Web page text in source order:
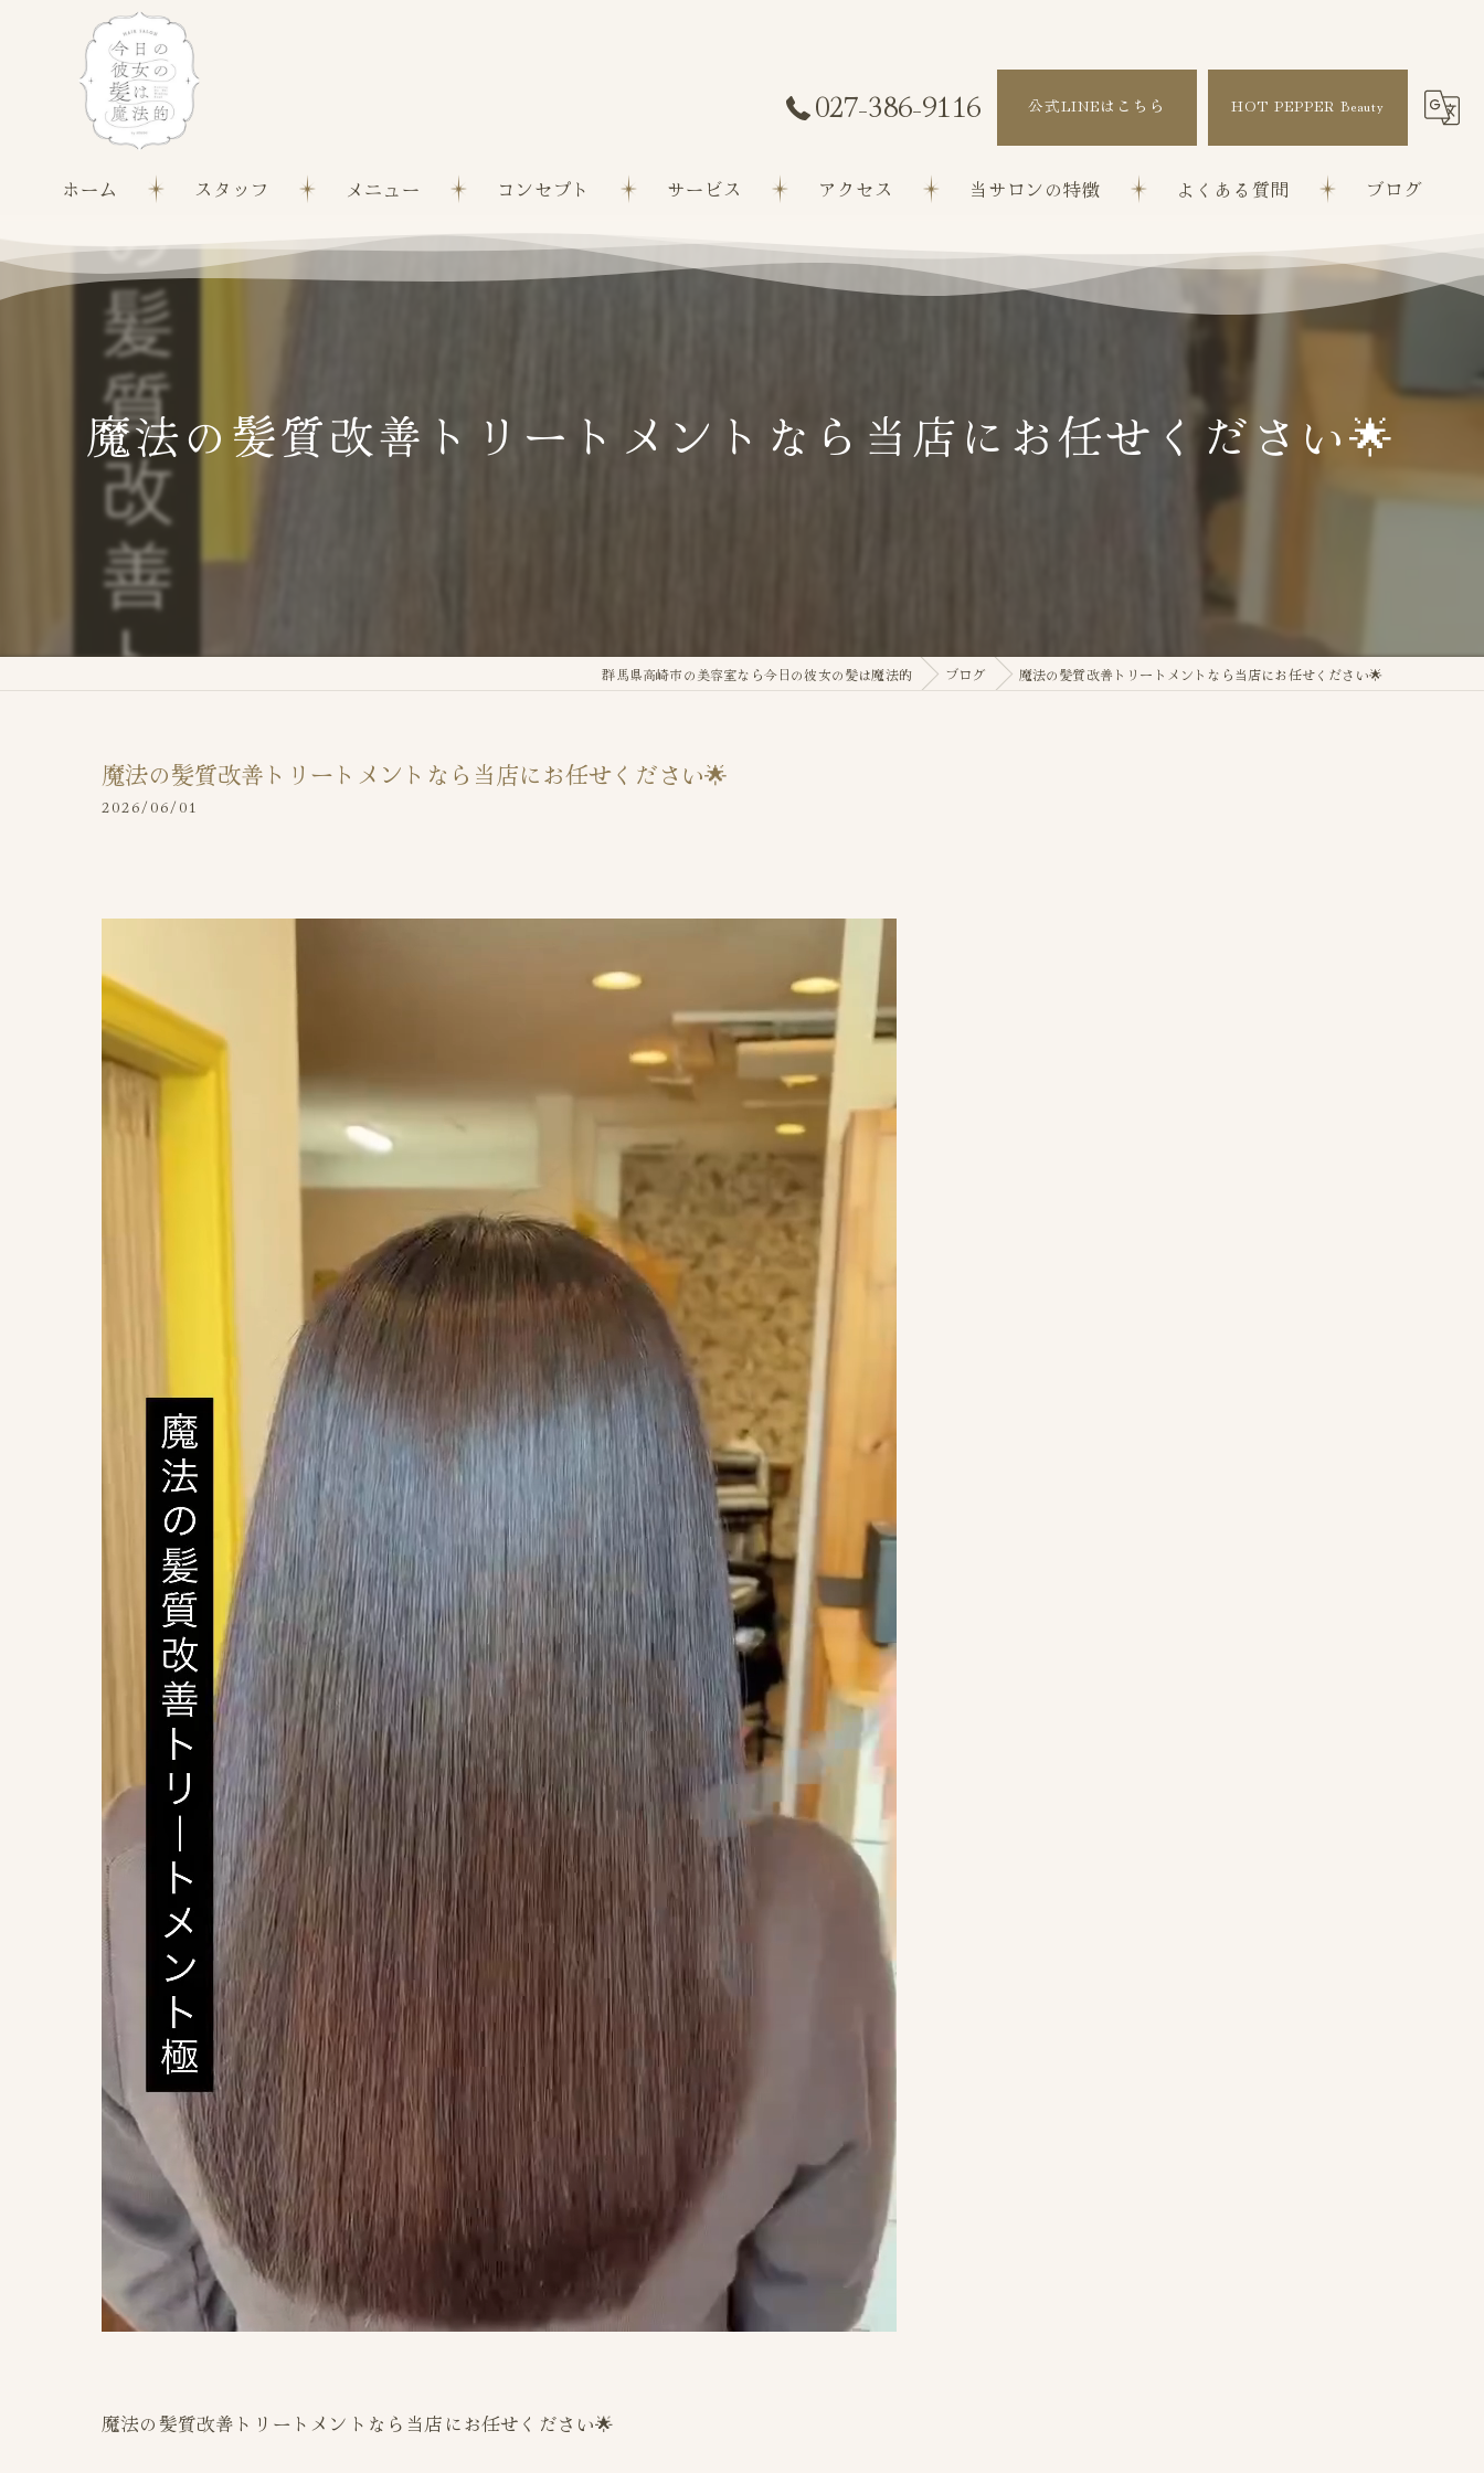
027-386-9116 公式LINEはこちら HOT PEPPER Beauty
ホーム スタッフ メニュー コンセプト サービス アクセス 当サロンの特徴
カット
よくある質問 ブログ
魔法の髪質改善トリートメントなら当店にお任せください🌟
群馬県高崎市の美容室なら今日の彼女の髪は魔法的 ブログ 魔法の髪質改善トリートメントなら当店にお任せください🌟
魔法の髪質改善トリートメントなら当店にお任せください🌟
2026/06/01
魔法の髪質改善トリートメントなら当店にお任せください🌟